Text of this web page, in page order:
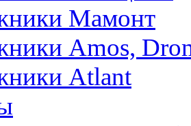
Мамонт
Amos,
Atlant